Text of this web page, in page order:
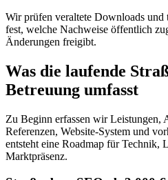
Wir prüfen veraltete Downloads
fest, welche Nachweise öffentlich
Änderungen freigibt.
Was die laufende
Betreuung umfasst
Zu Beginn erfassen wir Leistungen,
Referenzen, Website-System und
entsteht eine Roadmap für Technik,
Marktpräsenz.